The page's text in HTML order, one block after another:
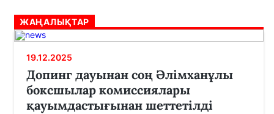
ЖАҢАЛЫҚТАР
19.12.2025
Допинг дауынан соң Әлімханұлы
боксшылар комиссиялары
қауымдастығынан шеттетілді